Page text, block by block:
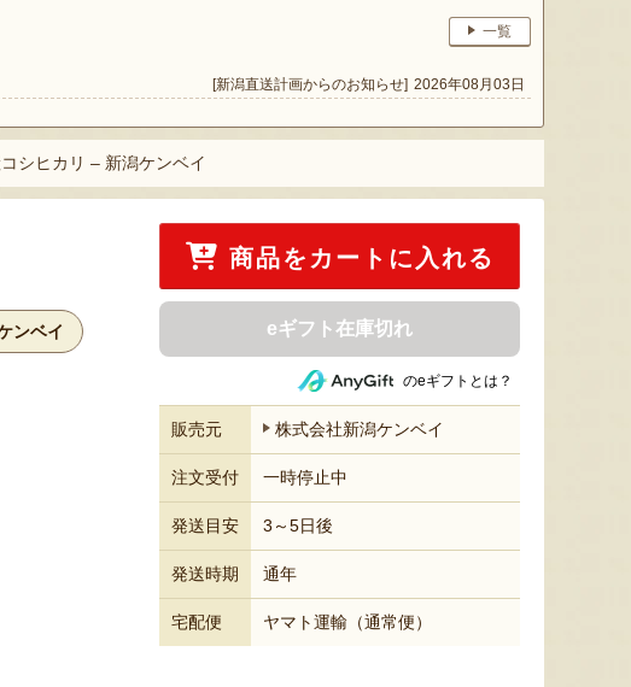
一覧
[新潟直送計画からのお知らせ] 2026年08月03日
シヒカリ – 新潟ケンベイ
ンベイ
商品をカートに入れる
eギフト在庫切れ
のeギフトとは？
販売元 株式会社新潟ケンベイ
注文受付 一時停止中
発送目安 3～5日後
発送時期 通年
宅配便 ヤマト運輸（通常便）